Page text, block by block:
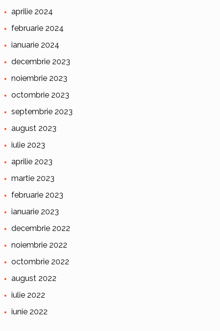
aprilie 2024
februarie 2024
ianuarie 2024
decembrie 2023
noiembrie 2023
octombrie 2023
septembrie 2023
august 2023
iulie 2023
aprilie 2023
martie 2023
februarie 2023
ianuarie 2023
decembrie 2022
noiembrie 2022
octombrie 2022
august 2022
iulie 2022
iunie 2022